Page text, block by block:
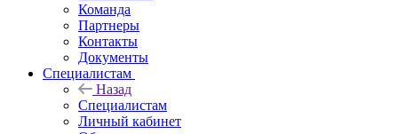
Команда
Партнеры
Контакты
Документы
Специалистам
Назад
Специалистам
Личный кабинет